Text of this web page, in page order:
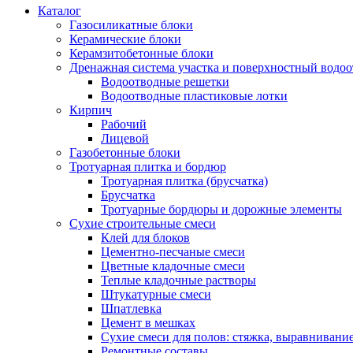
Каталог
Газосиликатные блоки
Керамические блоки
Керамзитобетонные блоки
Дренажная система участка и поверхностный
Водоотводные решетки
Водоотводные пластиковые лотки
Кирпич
Рабочий
Лицевой
Газобетонные блоки
Тротуарная плитка и бордюр
Тротуарная плитка (брусчатка)
Брусчатка
Тротуарные бордюры и дорожные элементы
Сухие строительные смеси
Клей для блоков
Цементно-песчаные смеси
Цветные кладочные смеси
Теплые кладочные растворы
Штукатурные смеси
Шпатлевка
Цемент в мешках
Сухие смеси для полов: стяжка,